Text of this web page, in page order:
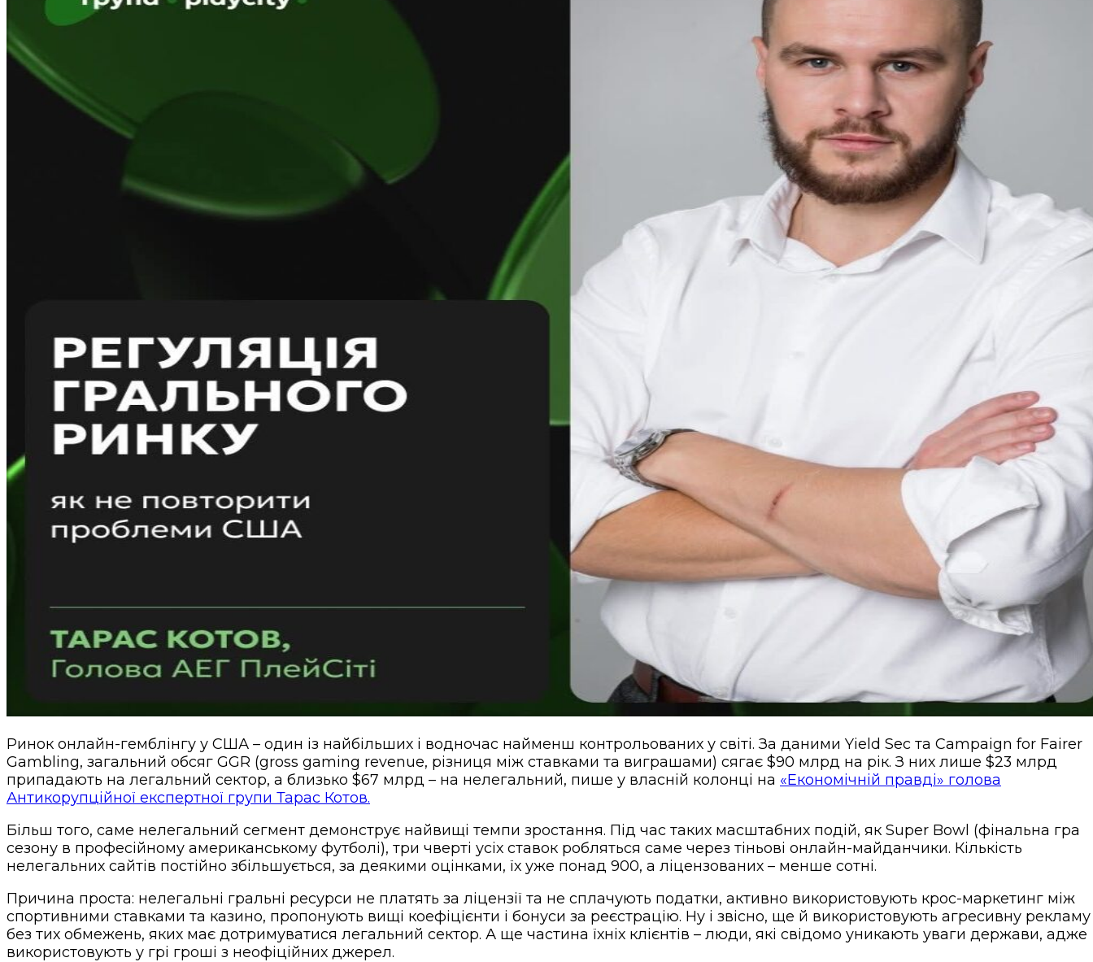
Ринок онлайн-гемблінгу у США – один із найбільших і водночас найменш контрольованих у світі. За даними Yield Sec та Campaign for Fairer
Gambling, загальний обсяг GGR (gross gaming revenue, різниця між ставками та виграшами) сягає $90 млрд на рік. З них лише $23 млрд
припадають на легальний сектор, а близько $67 млрд – на нелегальний, пише у власній колонці на «Економічній правді» голова
Антикорупційної експертної групи Тарас Котов.
Більш того, саме нелегальний сегмент демонструє найвищі темпи зростання. Під час таких масштабних подій, як Super Bowl (фінальна гра
сезону в професійному американському футболі), три чверті усіх ставок робляться саме через тіньові онлайн-майданчики. Кількість
нелегальних сайтів постійно збільшується, за деякими оцінками, їх уже понад 900, а ліцензованих – менше сотні.
Причина проста: нелегальні гральні ресурси не платять за ліцензії та не сплачують податки, активно використовують крос-маркетинг між
спортивними ставками та казино, пропонують вищі коефіцієнти і бонуси за реєстрацію. Ну і звісно, ще й використовують агресивну рекламу
без тих обмежень, яких має дотримуватися легальний сектор. А ще частина їхніх клієнтів – люди, які свідомо уникають уваги держави, адже
використовують у грі гроші з неофіційних джерел.